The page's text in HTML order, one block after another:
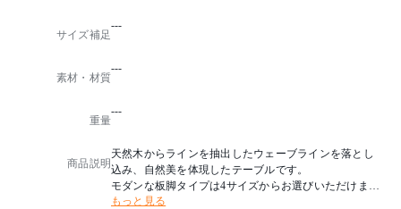
サイズ補足
---
素材・材質
---
重量
---
商品説明
天然木からラインを抽出したウェーブラインを落とし
込み、自然美を体現したテーブルです。
モダンな板脚タイプは4サイズからお選びいただけます
。
もっと見る